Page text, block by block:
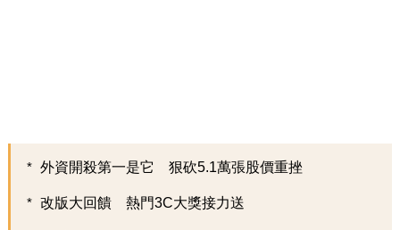
外資開殺第一是它 狠砍5.1萬張股價重挫
改版大回饋 熱門3C大獎接力送